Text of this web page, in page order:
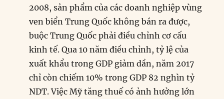
2008, sản phẩm của các doanh nghiệp vùng
ven biển Trung Quốc không bán ra được,
buộc Trung Quốc phải điều chỉnh cơ cấu
kinh tế. Qua 10 năm điều chỉnh, tỷ lệ của
xuất khẩu trong GDP giảm dần, năm 2017
chỉ còn chiếm 10% trong GDP 82 nghìn tỷ
NDT. Việc Mỹ tăng thuế có ảnh hưởng lớn